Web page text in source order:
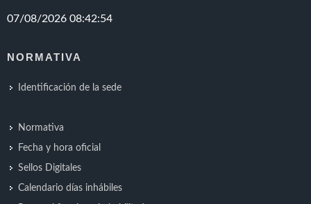
NORMATIVA
Identificación de la sede
Normativa
Fecha y hora oficial
Sellos Digitales
Calendario días inhábiles